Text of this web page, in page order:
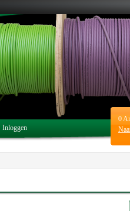
0
Inloggen